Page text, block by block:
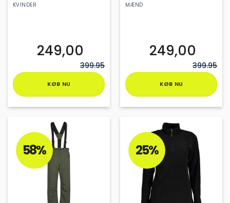
KVINDER
KØB NU
vare
har
flere
varianter.
Mulighederne
kan
vælges
på
varesiden
399.95
249,00
MÆND
KØB NU
vare
har
flere
varianter.
Mulighederne
vælges
varesiden
399.95
249,00
58% 25%